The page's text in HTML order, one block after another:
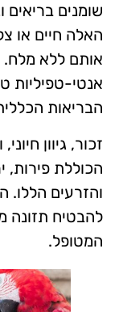
שומנים בריאים
האלה חיים או
אותם ללא מלח.
אנטי-טפיליות
הבריאות
זכור, גיוון
הכוללת פירות,
והזרעים הללו.
להבטיח תזונה
המטופל.